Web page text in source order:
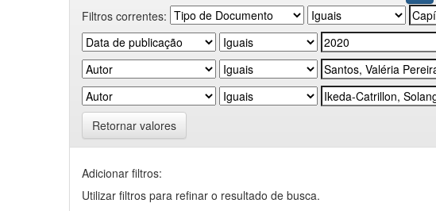
Filtros correntes:
Retornar valores
Adicionar filtros:
Utilizar filtros para refinar o resultado de busca.